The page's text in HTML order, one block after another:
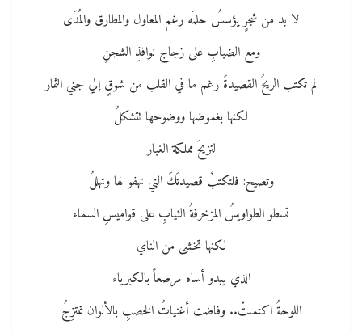
لا بد من شجرٍ يؤسسُ حلمَه رغم المعاول والمطارق والمُدَى
ومع الضبابِ على زجاج نوافذِ الشجنِ
لم تكتب الريحُ القصيدةَ رغم ما في القلب من شوقٍ إلي جني الثمار
لكنها بغموضها ووضوحها تتشكلُ
لتزيحَ مملكة الغبار
وتصيح: فلتكتبْ قصيدتَكَ التي تهفو لها وتهللُ
تسطو الطواويسُ المزخرفةُ الثيابِ على قواميسِ السماء
لكنها تخشى من الناي
الذي يبدو أساه مرصعاً بالكبرياء
اللوحةُ اكتملتْ.. وفاضت أغنياتُ الخصبِ بالألوان تمتزِجُ